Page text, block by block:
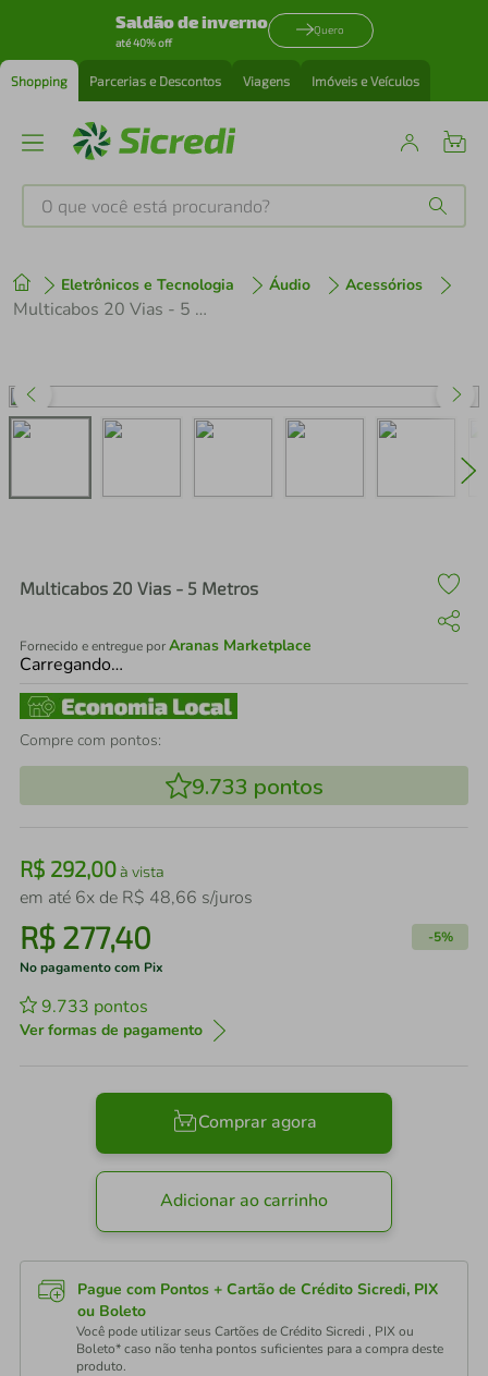
Saldão de inverno
até 40% off
Quero
Shopping Parcerias e Descontos Viagens Imóveis e Veículos
O que você está procurando?
Eletrônicos e Tecnologia Áudio Acessórios
Multicabos 20 Vias - 5 Metros
Multicabos 20 Vias - 5 Metros
Fornecido e entregue porAranas Marketplace
Carregando…
Compre com pontos:
9.733 pontos
R$ 292,00à vista
em até 6x de R$ 48,66 s/juros
R$ 277,40 -5%
No pagamento com Pix
9.733 pontos
Ver formas de pagamento
Comprar agora
Adicionar ao carrinho
Pague com Pontos + Cartão de Crédito Sicredi, PIX
ou Boleto
Você pode utilizar seus Cartões de Crédito Sicredi , PIX ou
Boleto* caso não tenha pontos suficientes para a compra deste
produto.
1º tenis
perfume